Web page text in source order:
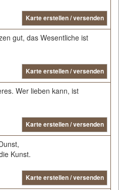
Karte erstellen / versenden
gut, das Wesentliche ist
Karte erstellen / versenden
Wer lieben kann, ist
Karte erstellen / versenden
Kunst.
Karte erstellen / versenden